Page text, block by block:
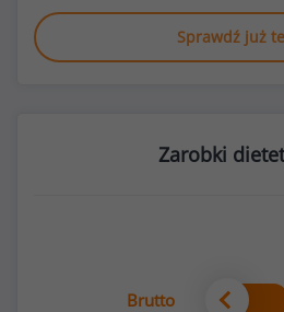
Sprawdź już
Zarobki
Brutto